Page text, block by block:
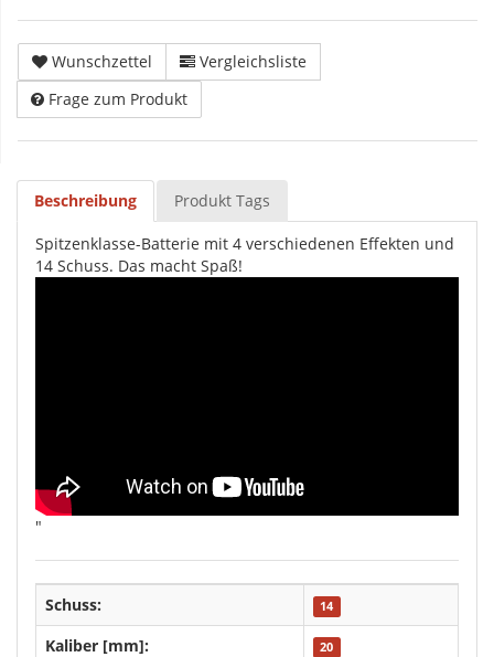
Wunschzettel
Vergleichsliste
Frage zum Produkt
Beschreibung Produkt Tags
Spitzenklasse-Batterie mit 4 verschiedenen Effekten und
14 Schuss. Das macht Spaß!
"
Schuss: 14
Kaliber [mm]: 20